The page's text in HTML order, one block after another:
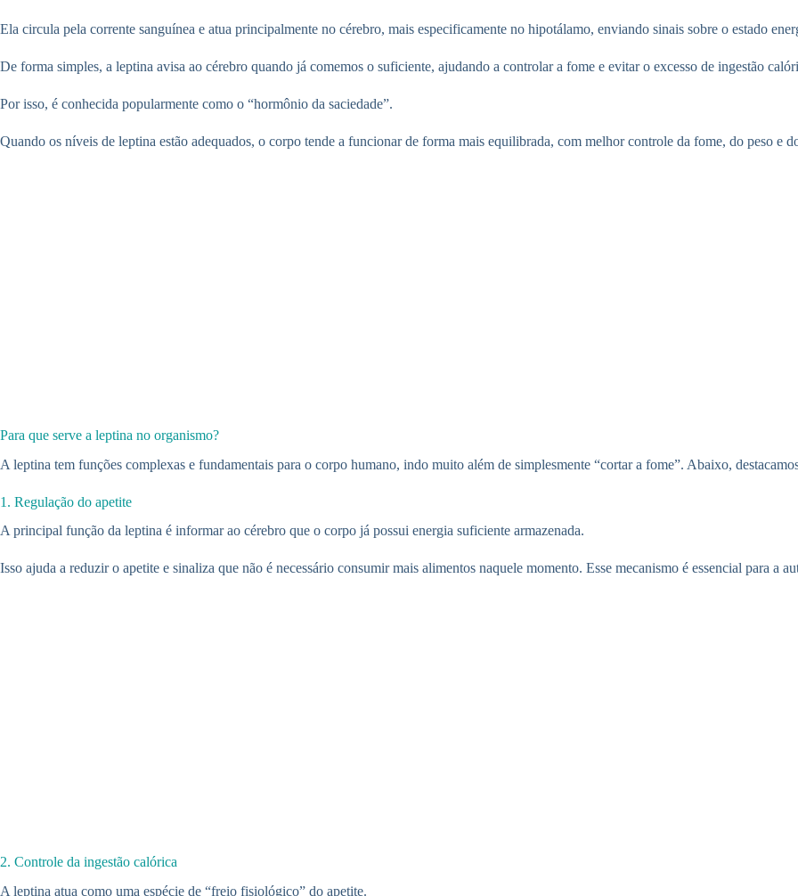
Ela circula pela corrente sanguínea e atua principalmente no cérebro, mais especificamente no hipotálamo, enviando sinais sobre o estado
De forma simples, a leptina avisa ao cérebro quando já comemos o suficiente, ajudando a controlar a fome e evitar o excesso de ingestão
Por isso, é conhecida popularmente como o “hormônio da saciedade”.
Quando os níveis de leptina estão adequados, o corpo tende a funcionar de forma mais equilibrada, com melhor controle da fome, do peso e
Para que serve a leptina no organismo?
A leptina tem funções complexas e fundamentais para o corpo humano, indo muito além de simplesmente “cortar a fome”. Abaixo,
1. Regulação do apetite
A principal função da leptina é informar ao cérebro que o corpo já possui energia suficiente armazenada.
Isso ajuda a reduzir o apetite e sinaliza que não é necessário consumir mais alimentos naquele momento. Esse mecanismo é essencial para a
2. Controle da ingestão calórica
A leptina atua como uma espécie de “freio fisiológico” do apetite.